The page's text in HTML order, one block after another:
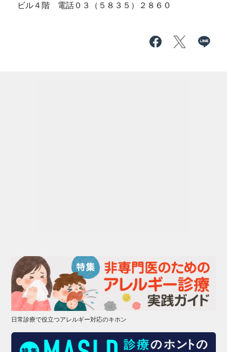
ビル４階 電話０３（５８３５）２８６０
日常診療で役立つアレルギー対応のキホン